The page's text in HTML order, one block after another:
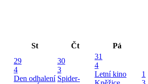
St Čt Pá
29
4
Den odhalení
30
3
Spider-
31
4
Letní kino
1